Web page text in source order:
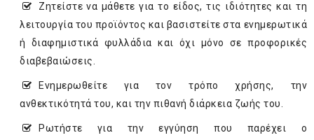
Ζητείστε να μάθετε για το είδος, τις ιδιότητες και τη
λειτουργία του προϊόντος και βασιστείτε στα ενημερωτικά
ή διαφημιστικά φυλλάδια και όχι μόνο σε προφορικές
διαβεβαιώσεις.
Ενημερωθείτε για τον τρόπο χρήσης, την
ανθεκτικότητά του, και την πιθανή διάρκεια ζωής του.
Ρωτήστε για την εγγύηση που παρέχει ο